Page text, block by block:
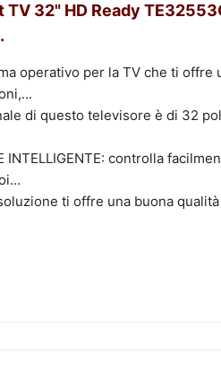
TV 32" HD Ready
operativo per la TV che ti offre
di questo televisore è di 32
INTELLIGENTE: controlla
ti offre una buona